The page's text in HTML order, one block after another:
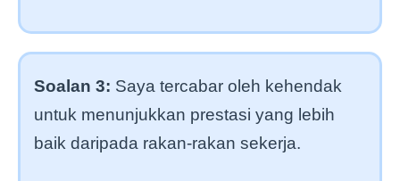
Soalan 3: Saya tercabar oleh kehendak
untuk menunjukkan prestasi yang lebih
baik daripada rakan-rakan sekerja.